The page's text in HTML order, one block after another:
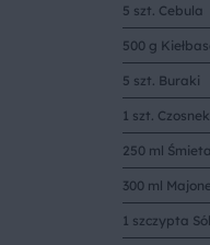
5 szt. Cebula
500 g
5 szt. Buraki
1 szt. Czosnek
250 ml
300 ml
1 szczypta Sól